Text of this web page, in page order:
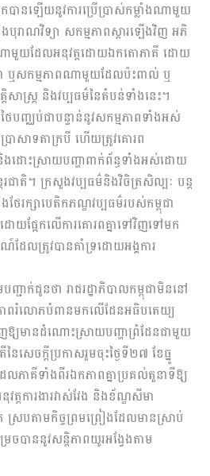
បានឡើយនូវការប្រើប្រាស់កម្លាំងណាមួយ
រាណវិទ្យា សកម្មភាពស្តារឡើងវិញ អភិ
ាមួយដែលអនុវត្តដោយឯកតោភាគី ដោយ
ា ឬសកម្មភាពណាមួយដែលប៉ះពាល់ ឬ
ត្តិសាស្ត្រ និងវប្បធម៌នៃតំបន់ទាំងនេះ។
ៃបញ្ឈប់ជាបន្ទាន់នូវសកម្មភាពទាំងអស់
ាសាទតាក្របី ហើយត្រូវគោរព
ដោះស្រាយបញ្ហាពាក់ព័ន្ធទាំងអស់ដោយ
ជាតិ។ ក្រសួងវប្បធម៌និងវិចិត្រសិល្បៈ បន្ត
និងថែរក្សាបេតិកភណ្ឌវប្បធម៌របស់កម្ពុជា
ោយផ្អែកលើការគោរពគ្នាទៅវិញទៅមក
ែលត្រូវបានគាំទ្រដោយអង្គការ
ញ្ជាក់ជូនថា រាជរដ្ឋាភិបាលកម្ពុជាមិននៅ
ពរំលោភបំពានមកលើដែនអធិបតេយ្យ
ឱ្យមានដំណោះស្រាយបញ្ហាព្រំដែនជាមួយ
ៃសេចក្តីប្រកាសរួមចុះថ្ងៃទី២៧ ខែធ្នូ
ាគីទាំងពីរឯកភាពគ្នាប្រគល់តួនាទីឱ្យ
វត្តការងារវាស់វែង និងខ័ណ្ឌសីមា
របតាមកិច្ចព្រមព្រៀងដែលមានស្រាប់
ចបាននូវសន្តិភាពយូរអង្វែងតាម